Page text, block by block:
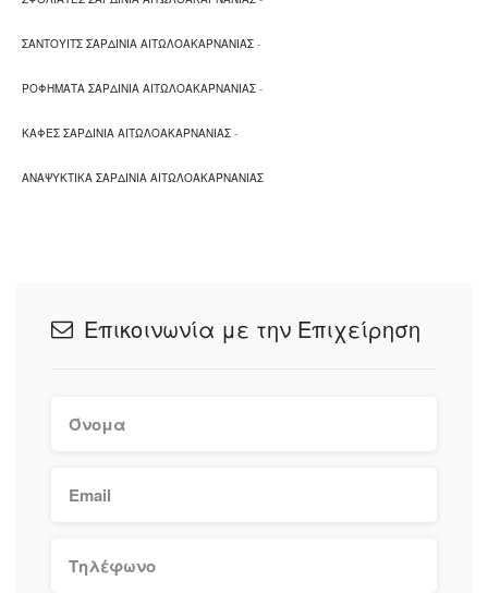
ΣΑΝΤΟΥΙΤΣ ΣΑΡΔΙΝΙΑ ΑΙΤΩΛΟΑΚΑΡΝΑΝΙΑΣ -
ΡΟΦΗΜΑΤΑ ΣΑΡΔΙΝΙΑ ΑΙΤΩΛΟΑΚΑΡΝΑΝΙΑΣ -
ΚΑΦΕΣ ΣΑΡΔΙΝΙΑ ΑΙΤΩΛΟΑΚΑΡΝΑΝΙΑΣ -
ΑΝΑΨΥΚΤΙΚΑ ΣΑΡΔΙΝΙΑ ΑΙΤΩΛΟΑΚΑΡΝΑΝΙΑΣ
Επικοινωνία με την Επιχείρηση